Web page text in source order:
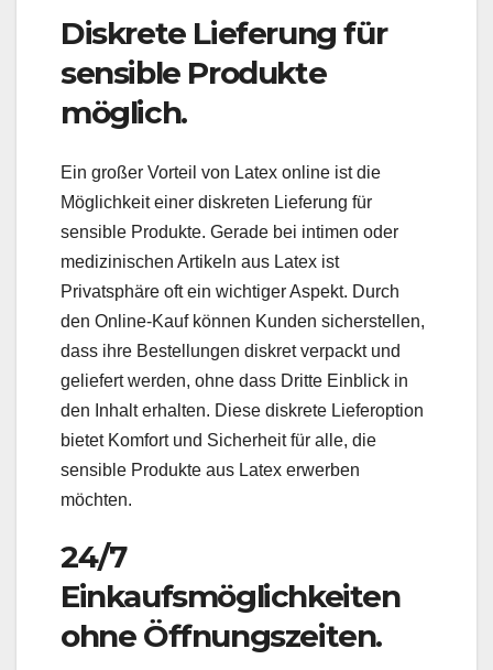
Diskrete Lieferung für
sensible Produkte
möglich.
Ein großer Vorteil von Latex online ist die
Möglichkeit einer diskreten Lieferung für
sensible Produkte. Gerade bei intimen oder
medizinischen Artikeln aus Latex ist
Privatsphäre oft ein wichtiger Aspekt. Durch
den Online-Kauf können Kunden sicherstellen,
dass ihre Bestellungen diskret verpackt und
geliefert werden, ohne dass Dritte Einblick in
den Inhalt erhalten. Diese diskrete Lieferoption
bietet Komfort und Sicherheit für alle, die
sensible Produkte aus Latex erwerben
möchten.
24/7
Einkaufsmöglichkeiten
ohne Öffnungszeiten.